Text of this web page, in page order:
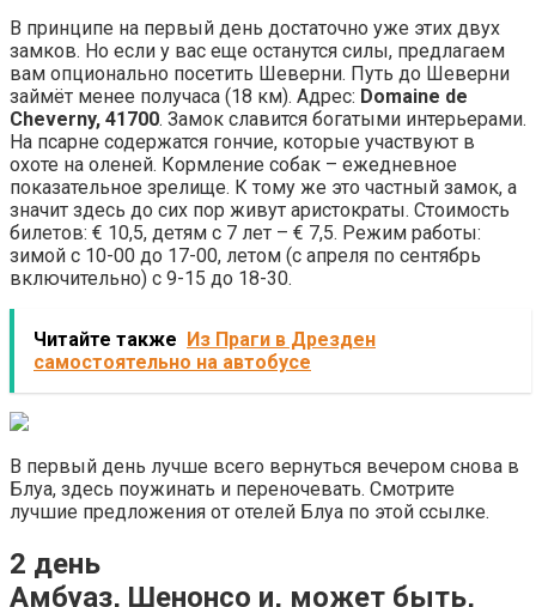
В принципе на первый день достаточно уже этих двух
замков. Но если у вас еще останутся силы, предлагаем
вам опционально посетить Шеверни. Путь до Шеверни
займёт менее получаса (18 км). Адрес: Domaine de
Cheverny, 41700. Замок славится богатыми интерьерами.
На псарне содержатся гончие, которые участвуют в
охоте на оленей. Кормление собак – ежедневное
показательное зрелище. К тому же это частный замок, а
значит здесь до сих пор живут аристократы. Стоимость
билетов: € 10,5, детям с 7 лет – € 7,5. Режим работы:
зимой с 10-00 до 17-00, летом (с апреля по сентябрь
включительно) с 9-15 до 18-30.
Читайте также
Из Праги в Дрезден
самостоятельно на автобусе
В первый день лучше всего вернуться вечером снова в
Блуа, здесь поужинать и переночевать. Смотрите
лучшие предложения от отелей Блуа по этой ссылке.
2 день
Амбуаз, Шенонсо и, может быть,